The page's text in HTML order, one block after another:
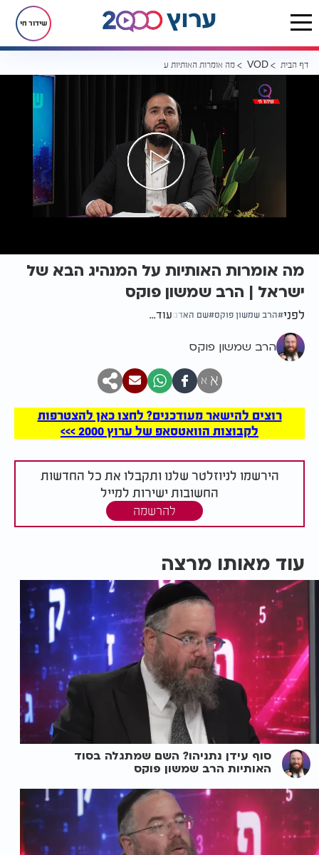
שידור חי
דף הבית VOD מה אומרות האותיות על המנהיג הבא של ישראל | הרב שמשון פוקס
מה אומרות האותיות על המנהיג הבא של
ישראל | הרב שמשון פוקס
לפני הרב שמשון פוקס שם האדםעוד...
הרב שמשון פוקס
א א
רוצים להישאר מעודכנים? לחצו כאן להצטרפות
לקבוצות הוואטסאפ של ערוץ 2000 >>>
הירשמו לניוזלטר שלנו ותקבלו את כל החדשות
החשובות ישירות למייל
להרשמה
עוד מאותו מרצה
סוף עידן נתניהו? השם שמתגלה בסוד
האותיות הרב שמשון פוקס